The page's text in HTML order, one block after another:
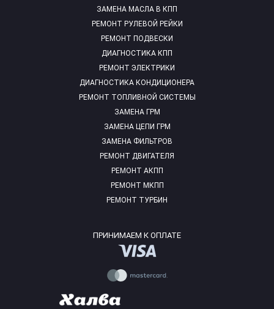
ЗАМЕНА МАСЛА В КПП
РЕМОНТ РУЛЕВОЙ РЕЙКИ
РЕМОНТ ПОДВЕСКИ
ДИАГНОСТИКА КПП
РЕМОНТ ЭЛЕКТРИКИ
ДИАГНОСТИКА КОНДИЦИОНЕРА
РЕМОНТ ТОПЛИВНОЙ СИСТЕМЫ
ЗАМЕНА ГРМ
ЗАМЕНА ЦЕПИ ГРМ
ЗАМЕНА ФИЛЬТРОВ
РЕМОНТ ДВИГАТЕЛЯ
РЕМОНТ АКПП
РЕМОНТ МКПП
РЕМОНТ ТУРБИН
ПРИНИМАЕМ К ОПЛАТЕ